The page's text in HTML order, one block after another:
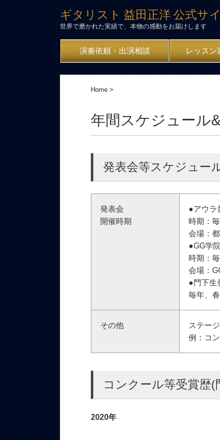
ギタリスト 益田正洋 公式サ
世界で磨かれた実績で、本物の感動をお届けします
演奏依頼・出演相談 レッスン
Home >
年間スケジュール
発表会等スケジュー
発表会
開催時期
●アウラ
時期：
会場：
●GG学
時期：
会場：
●門下生
毎年、
その他
ステー
例：コ
コンクール等受賞歴(
2020年